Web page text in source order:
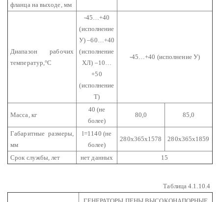
фланца на выходе, мм
Диапазон рабочих
температур,°С
-45…+40
(исполнение
У) –60…+40
(исполнение
ХЛ) –10…
+50
(исполнение
Т)
-45…+40 (исполнение У)
Масса, кг
40 (не
более)
80,0 85,0
Габаритные размеры,
мм
l=1140 (не
более)
280х365х1578 280х365х1859
Срок службы, лет нет данных 15
Таблица 4.1.10.4
ГЕНЕРАТОРЫ ПЕНЫ ВЫСОКОНАПОРНЫЕ